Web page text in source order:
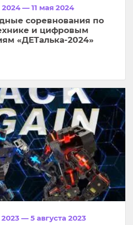
2024 — 11 мая 2024
соревнования по
и цифровым
«ДЕТалька-2024»
2023 — 5 августа 2023